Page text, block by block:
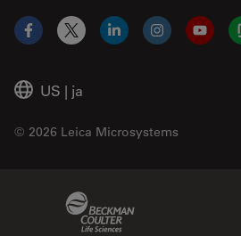
US | ja
© 2026 Leica Microsystems
Facebook
X LinkedInInstagram